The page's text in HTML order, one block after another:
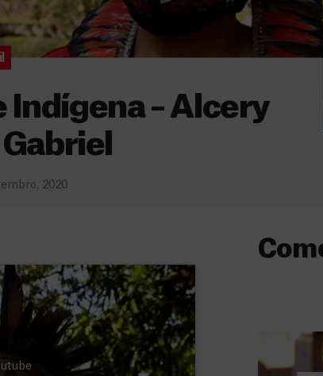
Indígena – Alcery
2020
ajuda-
a